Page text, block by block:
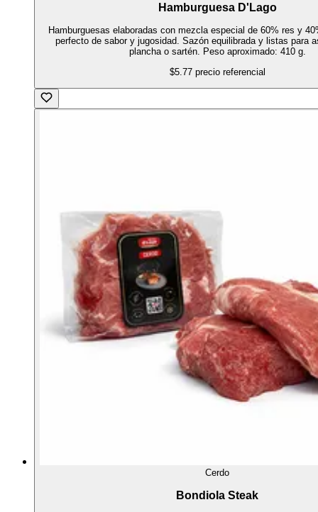
Hamburguesa D'Lago
Hamburguesas elaboradas con mezcla especial de 60% res y
perfecto de sabor y jugosidad. Sazón equilibrada y listas para
plancha o sartén. Peso aproximado: 410 g.
$5.77 precio referencial
Cerdo
Bondiola Steak